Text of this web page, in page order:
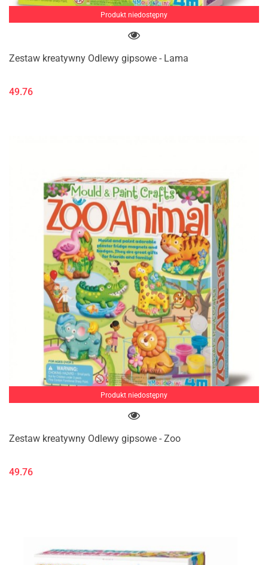
Produkt niedostępny
Zestaw kreatywny Odlewy gipsowe - Lama
49.76
Produkt niedostępny
Zestaw kreatywny Odlewy gipsowe - Zoo
49.76